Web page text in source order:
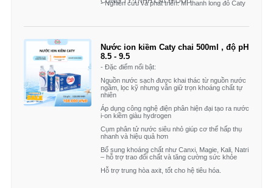
- Nghiên cứu và phát triển: Mì thanh long đỏ Caty
dụng công nghệ nano để trộn 12% thanh long tươi
- Chứng nhận an toàn: Sản phẩm đạt đầy đủ các
chứng nhận an toàn thực phẩm theo tiêu chuẩn
Việt Nam và Quốc tế, đảm bảo an toàn cho sức
khỏe trẻ em
- Lợi ích sức khỏe: Thanh long chứa nhiều vitamin
và khoáng chất, giúp dễ tiêu hóa và tăng cường
Nước ion kiềm Caty chai 500ml , độ pH
8.5 - 9.5
- Đặc điểm nổi bật:
Nguồn nước sạch được khai thác từ nguồn nước
ngầm, lọc kỹ nhưng vẫn giữ trọn khoáng chất tự
nhiên
Áp dụng công nghệ điện phân hiện đại tạo ra nước
i-on kiềm giàu hydrogen
Cụm phân tử nước siêu nhỏ giúp cơ thể hấp thụ
nhanh và hiệu quả hơn
Bổ sung khoáng chất như Canxi, Magie, Kali, Natri
– hỗ trợ trao đổi chất và tăng cường sức khỏe
Hỗ trợ trung hòa axit, tốt cho hệ tiêu hóa.